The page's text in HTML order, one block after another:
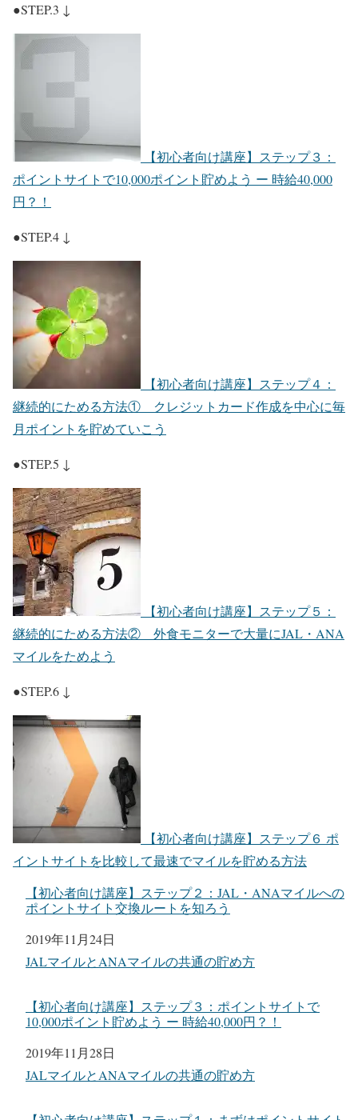
●STEP.3 ↓
【初心者向け講座】ステップ３：
ポイントサイトで10,000ポイント貯めよう ー 時給40,000
円？！
●STEP.4 ↓
【初心者向け講座】ステップ４：
継続的にためる方法① クレジットカード作成を中心に毎
月ポイントを貯めていこう
●STEP.5 ↓
【初心者向け講座】ステップ５：
継続的にためる方法② 外食モニターで大量にJAL・ANA
マイルをためよう
●STEP.6 ↓
【初心者向け講座】ステップ６ ポ
イントサイトを比較して最速でマイルを貯める方法
【初心者向け講座】ステップ２：JAL・ANAマイルへの
ポイントサイト交換ルートを知ろう
日付
2019年11月24日
関連理由
JALマイルとANAマイルの共通の貯め方
【初心者向け講座】ステップ３：ポイントサイトで
10,000ポイント貯めよう ー 時給40,000円？！
日付
2019年11月28日
関連理由
JALマイルとANAマイルの共通の貯め方